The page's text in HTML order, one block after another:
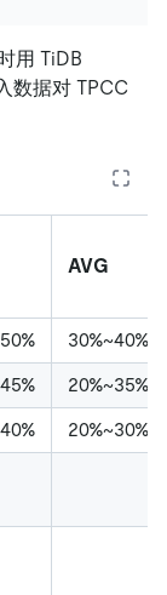
用 TiDB
数据对 TPCC
AVG
30%~40%
20%~35%
20%~30%